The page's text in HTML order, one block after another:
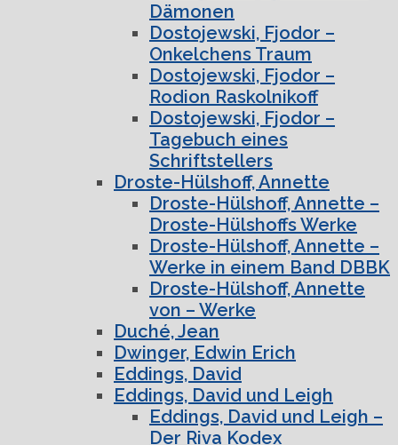
Dämonen
Dostojewski, Fjodor –
Onkelchens Traum
Dostojewski, Fjodor –
Rodion Raskolnikoff
Dostojewski, Fjodor –
Tagebuch eines
Schriftstellers
Droste-Hülshoff, Annette
Droste-Hülshoff, Annette –
Droste-Hülshoffs Werke
Droste-Hülshoff, Annette –
Werke in einem Band DBBK
Droste-Hülshoff, Annette
von – Werke
Duché, Jean
Dwinger, Edwin Erich
Eddings, David
Eddings, David und Leigh
Eddings, David und Leigh –
Der Riva Kodex